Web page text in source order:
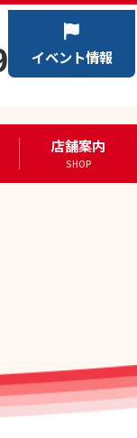
イベント情報
店舗案内
SHOP